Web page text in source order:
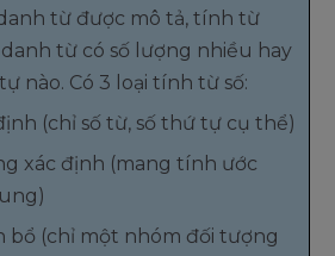
từ được mô tả, tính từ
từ có số lượng nhiều hay
nào. Có 3 loại tính từ số:
(chỉ số từ, số thứ tự cụ thể)
xác định (mang tính ước
bổ (chỉ một nhóm đối tượng